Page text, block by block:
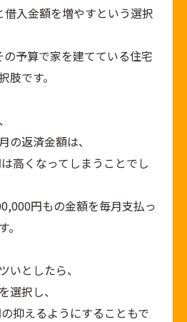
入金額を増やすという選択
予算で家を建てている住宅
肢です。
の返済金額は、
高くなってしまうことでし
円もの金額を毎月支払っ
いとしたら、
選択し、
抑えるようにすることもで